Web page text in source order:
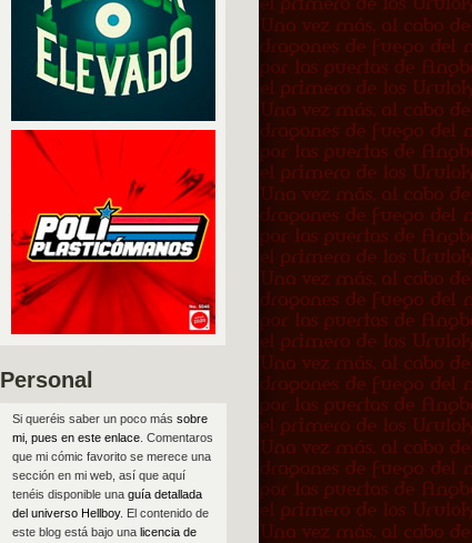
Personal
Si queréis saber un poco más sobre
mi, pues en este enlace. Comentaros
que mi cómic favorito se merece una
sección en mi web, así que aquí
tenéis disponible una guía detallada
del universo Hellboy. El contenido de
este blog está bajo una licencia de